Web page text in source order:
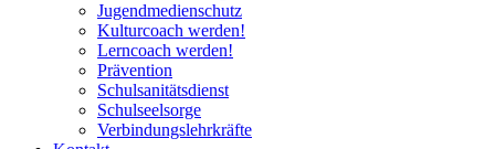
Jugendmedienschutz
Kulturcoach werden!
Lerncoach werden!
Prävention
Schulsanitätsdienst
Schulseelsorge
Verbindungslehrkräfte